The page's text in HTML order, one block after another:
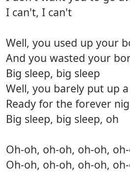
I can't, I can't
Well, you used up your
And you wasted your
Big sleep, big sleep
Well, you barely put up
Ready for the forever
Big sleep, big sleep, oh
Oh-oh, oh-oh, oh-oh,
Oh-oh, oh-oh, oh-oh,